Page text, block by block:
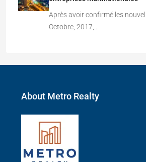
Après avoir confirmé les
Octobre, 2017,…
About Metro Realty